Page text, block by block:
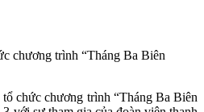
chức chương trình “Tháng Ba Biên